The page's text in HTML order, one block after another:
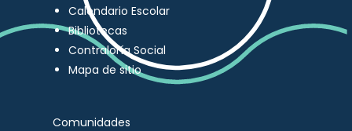
Calendario Escolar
Bibliotecas
Contraloría Social
Mapa de sitio
Comunidades